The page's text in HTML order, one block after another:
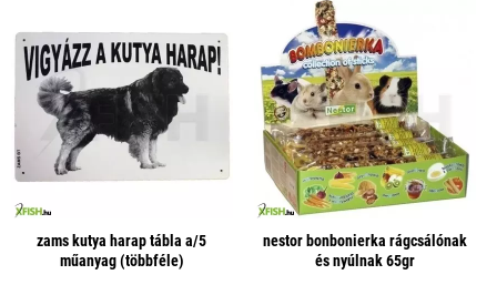
zams kutya harap tábla a/5
műanyag (többféle)
nestor bonbonierka rágcsálónak
és nyúlnak 65gr